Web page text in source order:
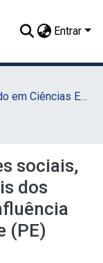
Entrar
Bacharelado em Ciências Econômicas (Sede)
sociais,
dos
(PE)